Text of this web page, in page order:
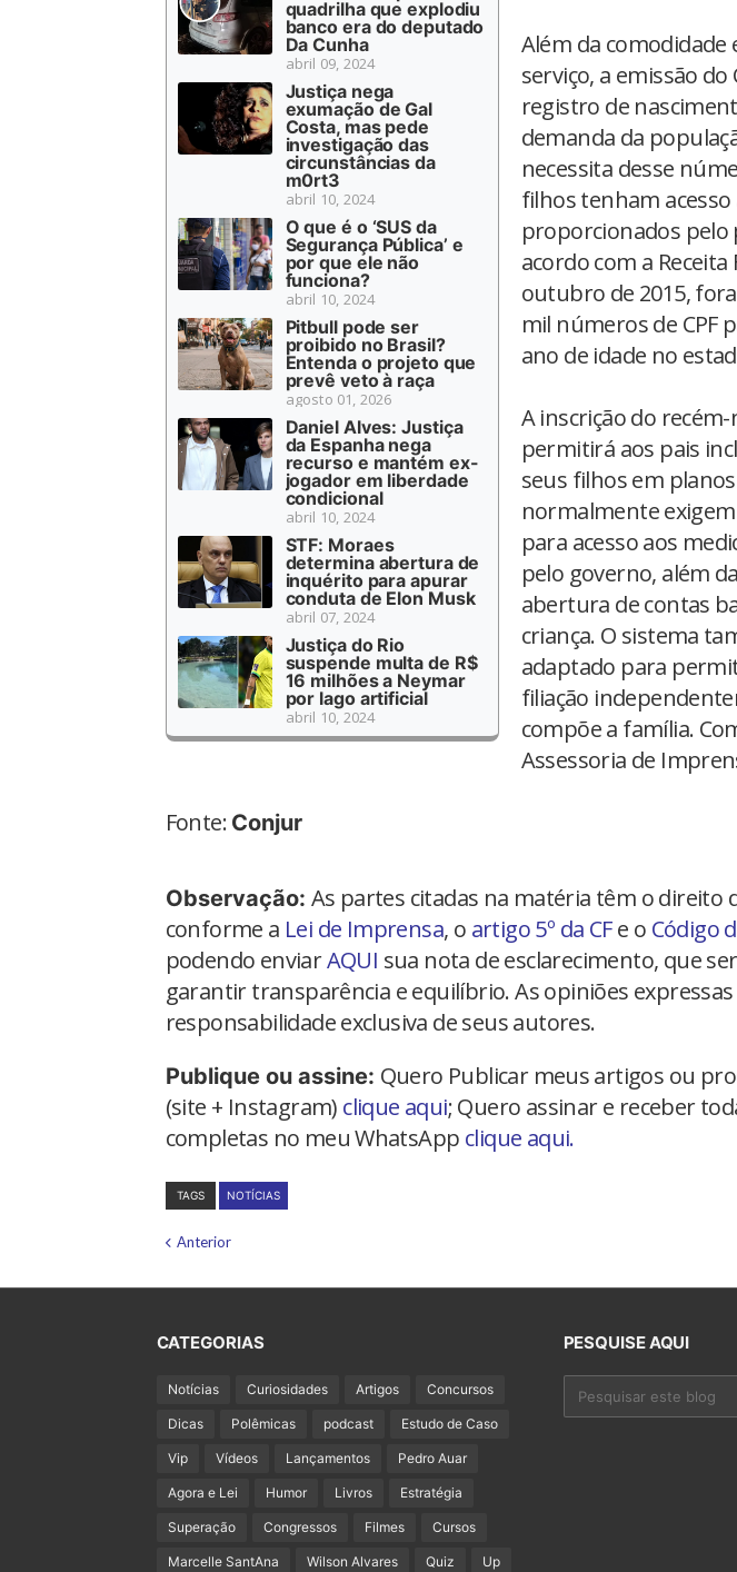
quadrilha que explodiu
banco era do deputado
Da Cunha
abril 09, 2024
Justiça nega
exumação de Gal
Costa, mas pede
investigação das
circunstâncias da
m0rt3
abril 10, 2024
O que é o ‘SUS da
Segurança Pública’ e
por que ele não
funciona?
abril 10, 2024
Pitbull pode ser
proibido no Brasil?
Entenda o projeto que
prevê veto à raça
agosto 01, 2026
Daniel Alves: Justiça
da Espanha nega
recurso e mantém ex-
jogador em liberdade
condicional
abril 10, 2024
STF: Moraes
determina abertura de
inquérito para apurar
conduta de Elon Musk
abril 07, 2024
Justiça do Rio
suspende multa de R$
16 milhões a Neymar
por lago artificial
abril 10, 2024
Além da comodidade
serviço, a emissão
registro de
demanda da
necessita desse
filhos tenham
proporcionados pelo
acordo com a
outubro de 2015,
mil números de CPF
ano de idade no
A inscrição do
permitirá aos pais
seus filhos em
normalmente exigem
para acesso aos
pelo governo, além
abertura de contas
criança. O sistema
adaptado para
filiação
compõe a família.
Assessoria de
Fonte: Conjur
Observação: As partes citadas na matéria têm o direito
conforme a Lei de Imprensa, o artigo 5º da CFe o Código
podendo enviarAQUI sua nota de esclarecimento, que
garantir transparência e equilíbrio. As opiniões
responsabilidade exclusiva de seus autores.
Publique ou assine: Quero Publicar meus artigos ou
(site + Instagram) clique aqui; Quero assinar e receber
completas no meu WhatsApp clique aqui.
TAGS NOTÍCIAS
Anterior
CATEGORIAS
Notícias Curiosidades Artigos Concursos
Dicas Polêmicas podcast Estudo de Caso
Vip Vídeos Lançamentos Pedro Auar
Agora e Lei Humor Livros Estratégia
Superação Congressos Filmes Cursos
Marcelle SantAna Wilson Alvares Quiz Up
PESQUISE AQUI